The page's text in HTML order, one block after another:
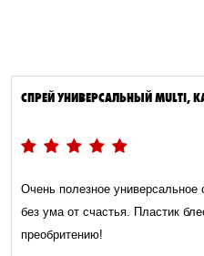
СПРЕЙ УНИВЕРСАЛЬНЫЙ MULTI,
Очень полезное
без ума от счастья. Пластик
преобритению!